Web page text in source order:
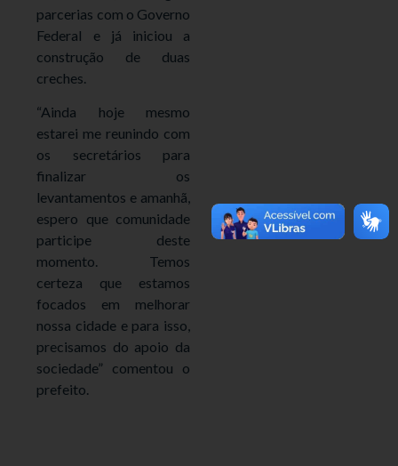
parcerias com o Governo
Federal e já iniciou a
construção de duas
creches.
“Ainda hoje mesmo
estarei me reunindo com
os secretários para
finalizar os
levantamentos e amanhã,
espero que comunidade
participe deste
momento. Temos
certeza que estamos
focados em melhorar
nossa cidade e para isso,
precisamos do apoio da
sociedade” comentou o
prefeito.